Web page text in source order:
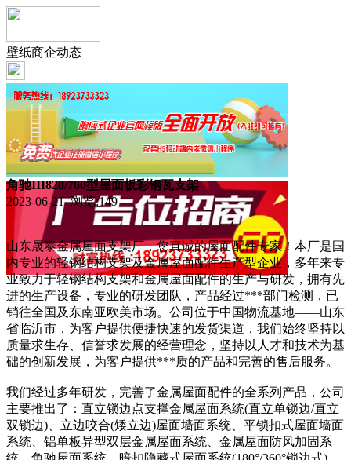
壁纸商企动态
角驰III820/760型屋面板彩钢瓦支架
2023-06-21 浏览:149
山东晟泰金属屋面支架厂，您真诚的屋面配件专家！本厂是国
内专业的轻钢结构支架及金属屋面配件生产型企业，多年来专
业致力于轻钢结构支架和金属屋面配件的生产与研发，拥有先
进的生产设备，专业的研发团队，产品经过***部门检测，已
销往全国及东南亚欧美市场。公司位于中国物流基地——山东
省临沂市，为客户提供便捷快速的发货渠道，我们始终坚持以
质量求生存、信誉求发展的经营理念，坚持以人才和技术为基
础的创新发展，为客户提供***质的产品和完善的售后服务。
我们经过多年研发，完善了金属屋面配件的全系列产品，公司
主要推出了：直立锁边点支撑金属屋面系统(直立单锁边/直立
双锁边)、立边咬合(矮立边)屋面墙面系统、平锁扣式屋面墙面
系统、铝单板异型双层金属屋面系统、金属屋面防风加固系